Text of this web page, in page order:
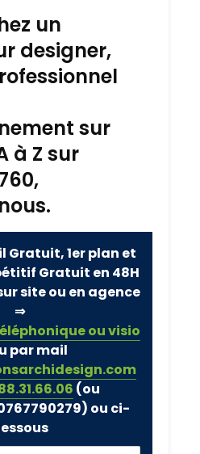
un
designer,
sur
à Z sur
Gratuit, 1er plan et
Gratuit en 48H
site ou en agence
⇒
ou visio
par mail
(ou
ou ci-